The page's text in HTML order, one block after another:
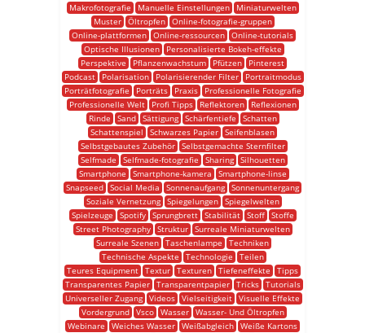
Makrofotografie
Manuelle Einstellungen
Miniaturwelten
Muster
Öltropfen
Online-fotografie-gruppen
Online-plattformen Online-ressourcen Online-tutorials
Optische Illusionen
Personalisierte Bokeh-effekte
Perspektive
Pflanzenwachstum Pfützen
Pinterest
Podcast
Polarisation Polarisierender Filter
Portraitmodus
Porträtfotografie
Porträts Praxis
Professionelle Fotografie
Professionelle Welt
Profi Tipps Reflektoren
Reflexionen
Rinde
Sand Sättigung Schärfentiefe
Schatten
Schattenspiel
Schwarzes Papier Seifenblasen
Selbstgebautes Zubehör
Selbstgemachte Sternfilter
Selfmade
Selfmade-fotografie Sharing
Silhouetten
Smartphone
Smartphone-kamera
Smartphone-linse
Snapseed Social Media Sonnenaufgang Sonnenuntergang
Soziale Vernetzung
Spiegelungen
Spiegelwelten
Spielzeuge
Spotify Sprungbrett Stabilität Stoff
Stoffe
Street Photography
Struktur
Surreale Miniaturwelten
Surreale Szenen Taschenlampe
Techniken
Technische Aspekte
Technologie
Teilen
Teures Equipment Textur Texturen Tiefeneffekte
Tipps
Transparentes Papier
Transparentpapier Tricks
Tutorials
Universeller Zugang Videos Vielseitigkeit Visuelle Effekte
Vordergrund
Vsco Wasser
Wasser- Und Öltropfen
Webinare
Weiches Wasser Weißabgleich Weiße Kartons